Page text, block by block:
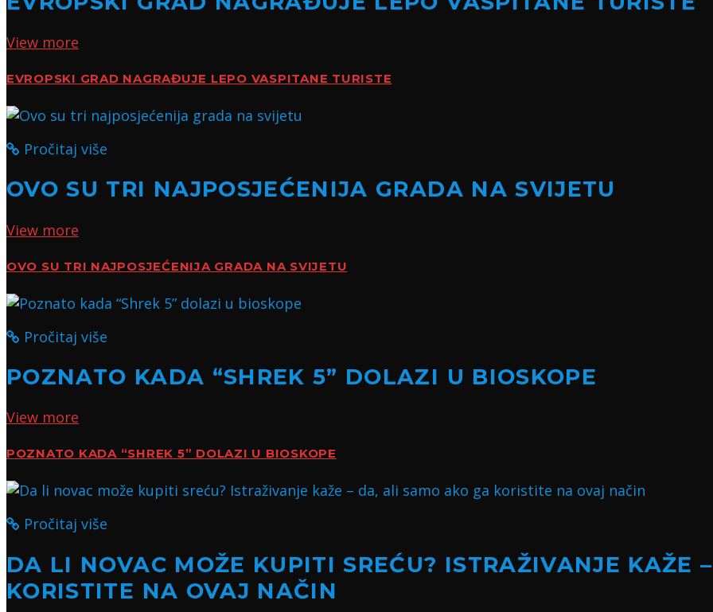
View more
EVROPSKI GRAD NAGRAĐUJE LEPO VASPITANE TURISTE
Pročitaj više
OVO SU TRI NAJPOSJEĆENIJA GRADA NA SVIJETU
View more
OVO SU TRI NAJPOSJEĆENIJA GRADA NA SVIJETU
Pročitaj više
POZNATO KADA “SHREK 5” DOLAZI U BIOSKOPE
View more
POZNATO KADA “SHREK 5” DOLAZI U BIOSKOPE
Pročitaj više
DA LI NOVAC MOŽE KUPITI SREĆU? ISTRAŽIVANJE KAŽE
KORISTITE NA OVAJ NAČIN